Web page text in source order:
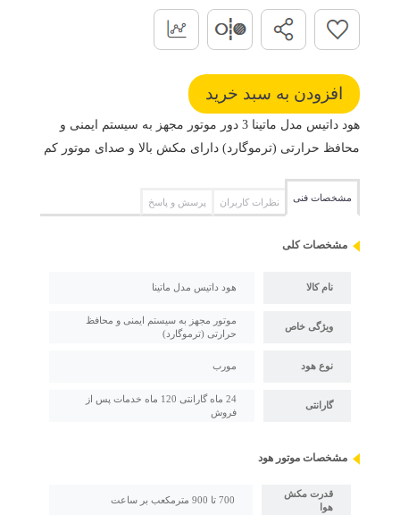
هود داتیس مدل ماتینا 3 دور موتور مجهز به سیستم ایمنی و
محافظ حرارتی (ترموگارد) دارای مکش بالا و صدای موتور کم
مشخصات فنی نظرات کاربران پرسش و پاسخ
مشخصات کلی
نام کالا هود داتیس مدل ماتینا
ویژگی خاص
موتور مجهز به سیستم ایمنی و محافظ
حرارتی (ترموگارد)
نوع هود مورب
گارانتی
24 ماه گارانتی 120 ماه خدمات پس از
فروش
مشخصات موتور هود
قدرت مکش
هوا
700 تا 900 مترمکعب بر ساعت